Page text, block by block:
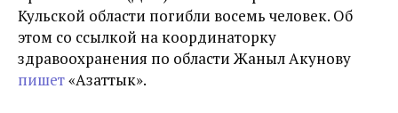
Кульской области погибли восемь человек. Об
этом со ссылкой на координаторку
здравоохранения по области Жаныл Акунову
пишет«Азаттык».